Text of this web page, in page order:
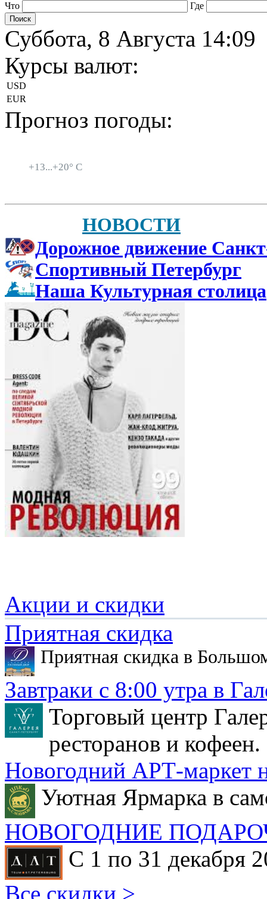
Что Где
Суббота, 8 Августа 14:09
Курсы валют:
USD
EUR
Прогноз погоды:
+13...+20° C
НОВОСТИ
Дорожное движение
Спортивный Петербург
Наша Культурная столица
Акции и скидки
Приятная скидка
Приятная скидка в
Завтраки с 8:00 утра в
Торговый центр
ресторанов и кофеен.
Новогодний АРТ-маркет
Уютная Ярмарка в
НОВОГОДНИЕ
С 1 по 31 декабря
Все скидки >